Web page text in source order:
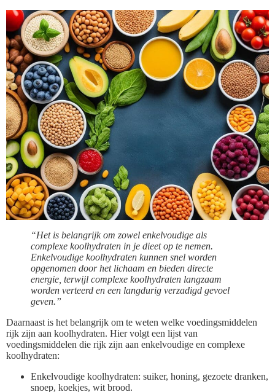
“Het is belangrijk om zowel enkelvoudige als
complexe koolhydraten in je dieet op te nemen.
Enkelvoudige koolhydraten kunnen snel worden
opgenomen door het lichaam en bieden directe
energie, terwijl complexe koolhydraten langzaam
worden verteerd en een langdurig verzadigd gevoel
geven.”
Daarnaast is het belangrijk om te weten welke voedingsmiddelen
rijk zijn aan koolhydraten. Hier volgt een lijst van
voedingsmiddelen die rijk zijn aan enkelvoudige en complexe
koolhydraten:
Enkelvoudige koolhydraten: suiker, honing, gezoete dranken,
snoep, koekjes, wit brood.